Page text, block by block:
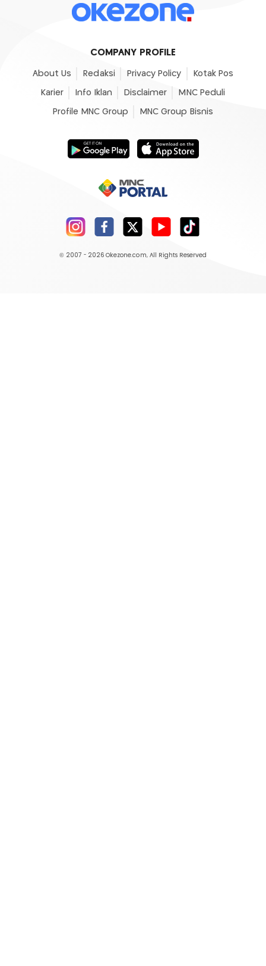
COMPANY PROFILE
About Us Redaksi Privacy Policy Kotak Pos
Karier Info Iklan Disclaimer MNC Peduli
Profile MNC Group MNC Group Bisnis
© 2007 - 2026 Okezone.com, All Rights Reserved